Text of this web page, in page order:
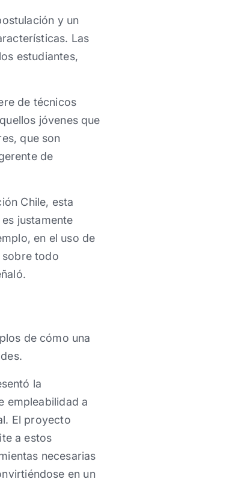
y un
Las
estudiantes,
de técnicos
jóvenes que
que son
de
Chile, esta
justamente
en el uso de
todo
de cómo una
la
empleabilidad a
El proyecto
a estos
necesarias
en un